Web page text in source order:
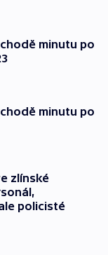
minutu po
minutu po
zlínské
policisté